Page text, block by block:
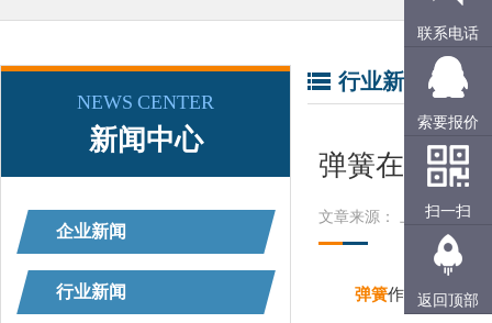
NEWS CENTER
新闻中心
企业新闻
行业新闻
行业新闻
弹簧在制作
文章来源： 上精工 阅读
弹簧作为工业系统
联系电话
索要报价
扫一扫
返回顶部